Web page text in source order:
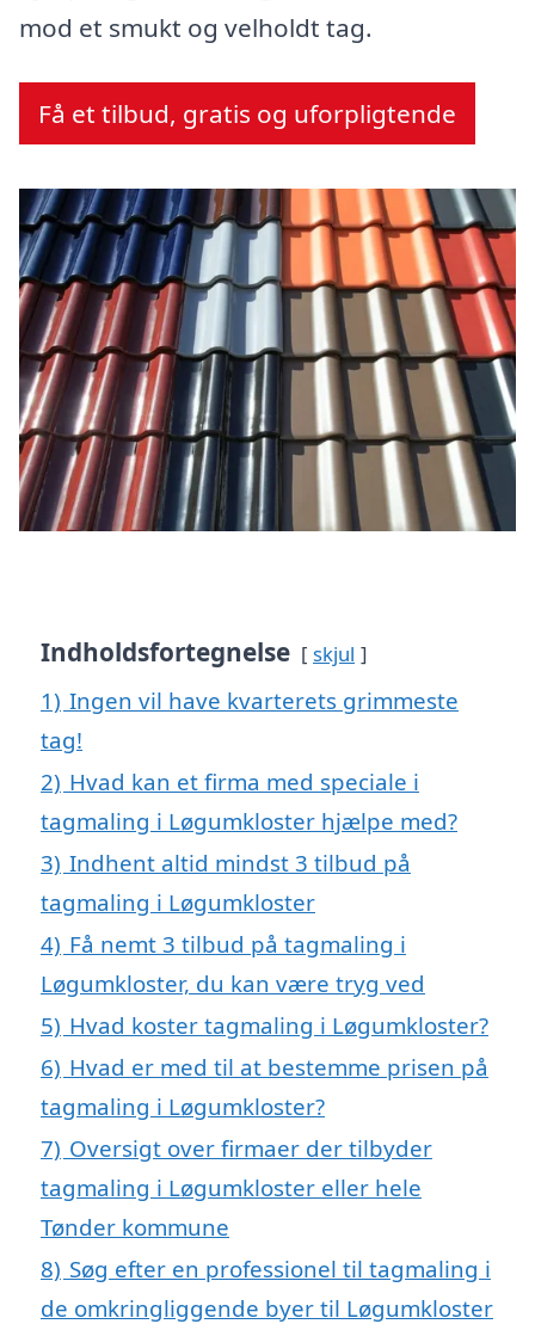
mod et smukt og velholdt tag.
Få et tilbud, gratis og uforpligtende
Indholdsfortegnelse skjul
1) Ingen vil have kvarterets grimmeste
tag!
2) Hvad kan et firma med speciale i
tagmaling i Løgumkloster hjælpe med?
3) Indhent altid mindst 3 tilbud på
tagmaling i Løgumkloster
4) Få nemt 3 tilbud på tagmaling i
Løgumkloster, du kan være tryg ved
5) Hvad koster tagmaling i Løgumkloster?
6) Hvad er med til at bestemme prisen på
tagmaling i Løgumkloster?
7) Oversigt over firmaer der tilbyder
tagmaling i Løgumkloster eller hele
Tønder kommune
8) Søg efter en professionel til tagmaling i
de omkringliggende byer til Løgumkloster